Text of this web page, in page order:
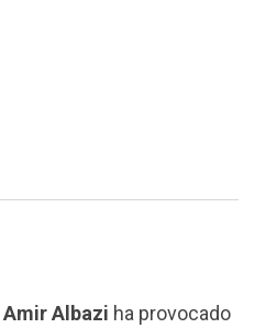
Amir Albazi ha provocado